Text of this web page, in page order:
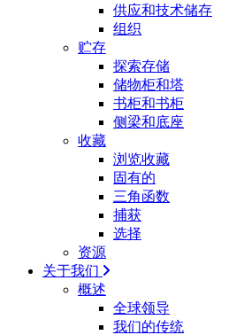
供应和技术储存
组织
贮存
探索存储
储物柜和塔
书柜和书柜
侧梁和底座
收藏
浏览收藏
固有的
三角函数
捕获
选择
资源
关于我们
概述
全球领导
我们的传统